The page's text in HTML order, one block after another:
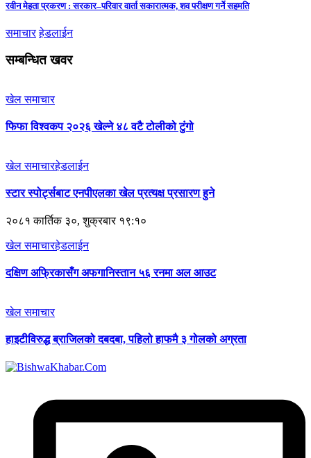
रवीन मेहता प्रकरण : सरकार–परिवार वार्ता सकारात्मक, शव परीक्षण गर्ने सहमति
समाचार हेडलाईन
सम्बन्धित खवर
खेल समाचार
फिफा विश्वकप २०२६ खेल्ने ४८ वटै टोलीको टुंगो
खेल समाचारहेडलाईन
स्टार स्पोर्ट्सबाट एनपीएलका खेल प्रत्यक्ष प्रसारण हुने
२०८१ कार्तिक ३०, शुक्रबार १९:१०
खेल समाचारहेडलाईन
दक्षिण अफ्रिकासँग अफगानिस्तान ५६ रनमा अल आउट
खेल समाचार
हाइटीविरुद्ध ब्राजिलको दबदबा, पहिलो हाफमै ३ गोलको अग्रता